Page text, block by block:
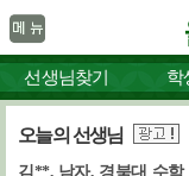
선생님찾기 학
오늘의 선생님
김**, 남자, 경북대 수학